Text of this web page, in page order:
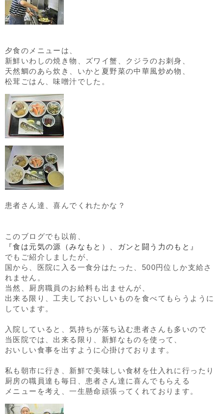
夕食のメニューは、
新鮮いわしの焼き物、ズワイ蟹、クジラのお刺身、
天然鯛のあら炊き、いかと夏野菜の中華風炒め物、
松茸ごはん、味噌汁でした。
患者さん達、喜んでくれたかな？
このブログでも以前、
『食は元気の源（みなもと）、ガンと闘う力のもと』
でもご紹介しましたが、
国から、医院に入る一食分はたった、500円位しか支給さ
れません。
当然、厨房職員のお給料も出ませんが、
出来る限り、工夫しておいしいものを食べてもらうように
しています。
入院していると、気持ちが落ち込む患者さんも多いので
当医院では、出来る限り、新鮮なものを使って、
おいしい食事を出すように心掛けております。
私も朝市に行き、新鮮で美味しい食材を仕入れに行ったり
厨房の職員達も毎日、患者さん達に喜んでもらえる
メニューを考え、一生懸命頑張ってくれております。